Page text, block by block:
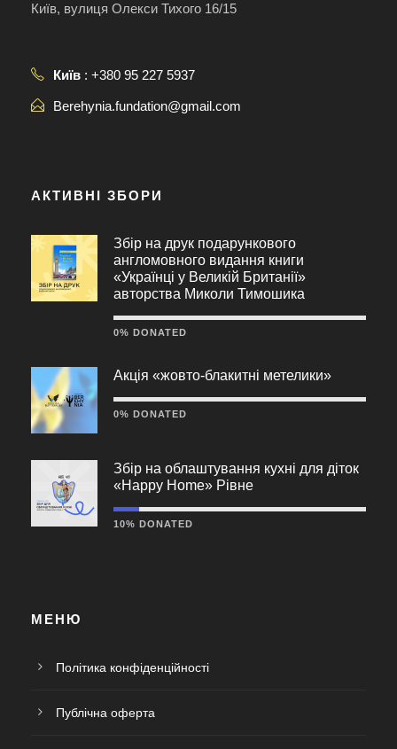
Київ, вулиця Олекси Тихого 16/15
Київ : +380 95 227 5937
Berehynia.fundation@gmail.com
АКТИВНІ ЗБОРИ
Збір на друк подарункового
англомовного видання книги
«Українці у Великій Британії»
авторства Миколи Тимошика
0% DONATED
Акція «жовто-блакитні метелики»
0% DONATED
Збір на облаштування кухні для діток
«Happy Home» Рівне
10% DONATED
МЕНЮ
Політика конфіденційності
Публічна оферта